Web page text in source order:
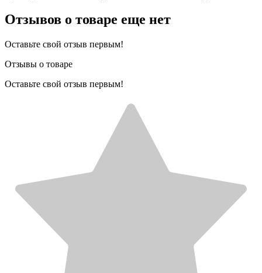
Отзывов о товаре еще нет
Оставьте свой отзыв первым!
Отзывы о товаре
Оставьте свой отзыв первым!